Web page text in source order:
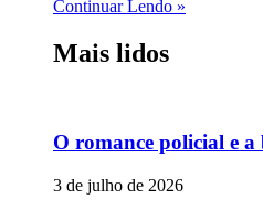
Continuar Lendo »
Mais lidos
O romance policial e
3 de julho de 2026